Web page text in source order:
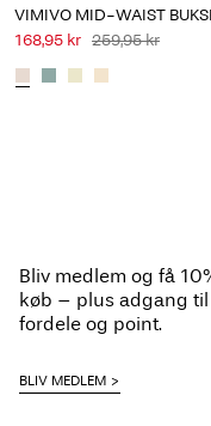
VIMIVO MID-WAIST
168,95 kr 259,95 kr
Bliv medlem og få
køb – plus adgang
fordele og point.
BLIV MEDLEM